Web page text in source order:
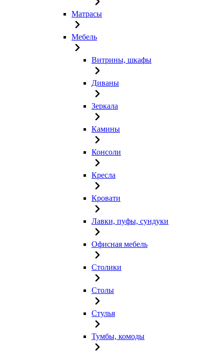
Матрасы
Мебель
Витрины, шкафы
Диваны
Зеркала
Камины
Консоли
Кресла
Кровати
Лавки, пуфы, сундуки
Офисная мебель
Столики
Столы
Стулья
Тумбы, комоды